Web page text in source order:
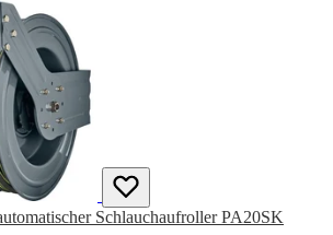
Schlauchaufroller PA20SK